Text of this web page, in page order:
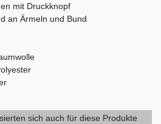
mit Druckknopf
an Ärmeln und Bund
sich auch für diese Produkte